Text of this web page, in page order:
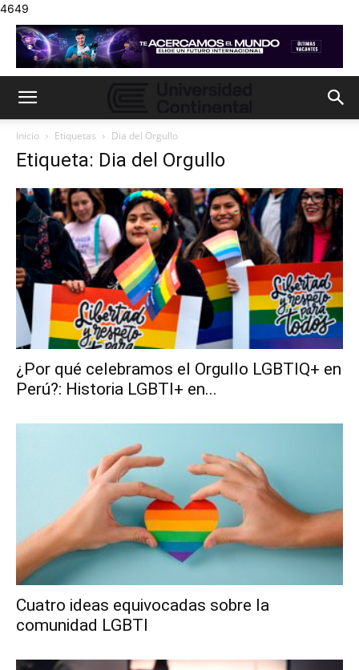
4649
Inicio Etiquetas Dia del Orgullo
Etiqueta: Dia del Orgullo
¿Por qué celebramos el Orgullo LGBTIQ+ en
Perú?: Historia LGBTI+ en...
Cuatro ideas equivocadas sobre la
comunidad LGBTI